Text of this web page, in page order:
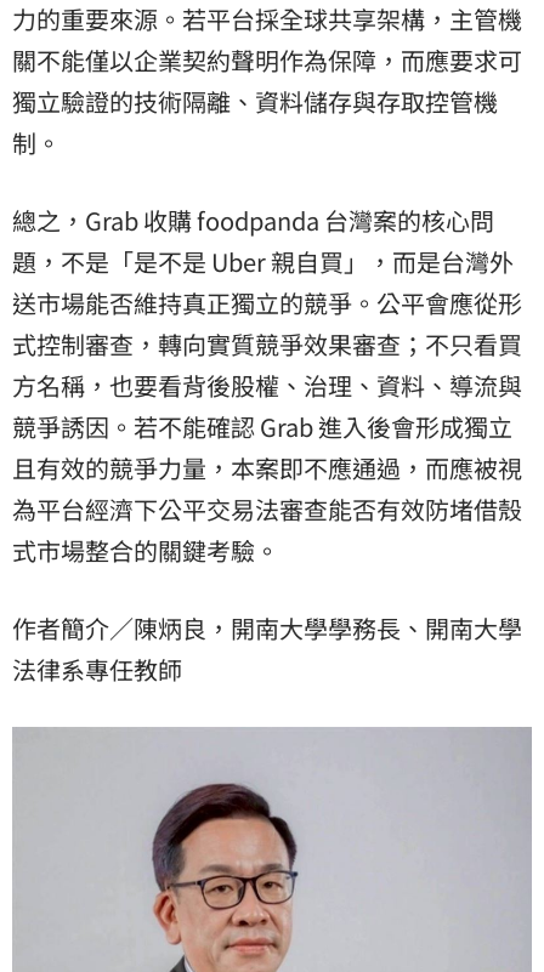
力的重要來源。若平台採全球共享架構，主管機
關不能僅以企業契約聲明作為保障，而應要求可
獨立驗證的技術隔離、資料儲存與存取控管機
制。
總之，Grab 收購 foodpanda 台灣案的核心問
題，不是「是不是 Uber 親自買」，而是台灣外
送市場能否維持真正獨立的競爭。公平會應從形
式控制審查，轉向實質競爭效果審查；不只看買
方名稱，也要看背後股權、治理、資料、導流與
競爭誘因。若不能確認 Grab 進入後會形成獨立
且有效的競爭力量，本案即不應通過，而應被視
為平台經濟下公平交易法審查能否有效防堵借殼
式市場整合的關鍵考驗。
作者簡介／陳炳良，開南大學學務長、開南大學
法律系專任教師